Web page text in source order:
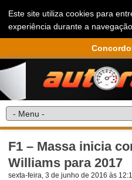
Este site utiliza cookies para
experiência durante a
F1 – Massa inicia
Williams para 2017
sexta-feira, 3 de junho de 2016 às